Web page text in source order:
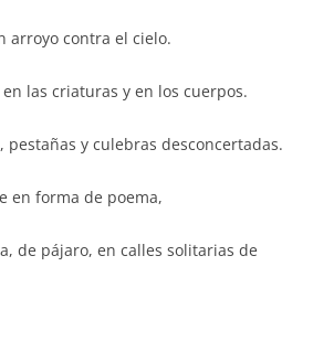
arroyo contra el cielo.
las criaturas y en los cuerpos.
pestañas y culebras desconcertadas.
en forma de poema,
de pájaro, en calles solitarias de